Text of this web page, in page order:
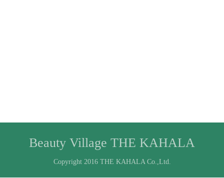
Beauty Village THE KAHALA
Copyright 2016 THE KAHALA Co.,Ltd.